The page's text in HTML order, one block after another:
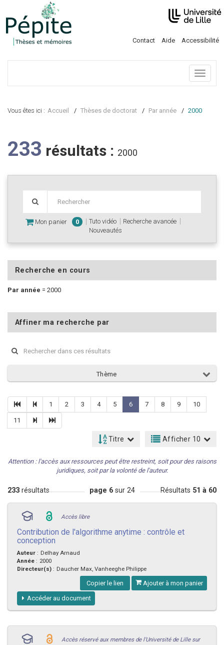
Contact Aide Accessibilité
Menu
Vous êtes ici : Accueil Thèses de doctorat Par année 2000
233 résultats : 2000
Mon panier 0 Tuto vidéo
Recherche avancée
Nouveautés
Recherche en cours
Par année = 2000
Affiner ma recherche par
Thème
1 2 3 4 5 6 7 8 9 10
11
Titre Afficher 10
Attention : l'accès aux ressources peut être restreint, soit pour des raisons
juridiques, soit par la volonté de l'auteur.
233 résultats page 6 sur 24 Résultats 51 à 60
Accès libre
Contribution de l'algorithme anytime : contrôle et
conception
Auteur : Delhay Arnaud
Année : 2000
Directeur(s) : Daucher Max, Vanheeghe Philippe
Copier le lien Ajouter à mon panier
Accéder au document
Accès réservé aux membres de l'Université de Lille sur